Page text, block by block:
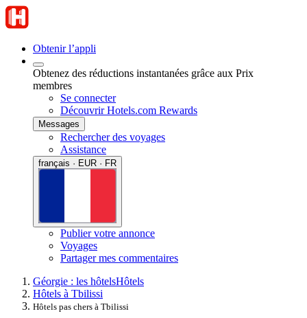
Obtenir l’appli
Obtenez des réductions instantanées grâce aux Prix
membres
Se connecter
Découvrir Hotels.com Rewards
Messages
Rechercher des voyages
Assistance
français · EUR · FR
Publier votre annonce
Voyages
Partager mes commentaires
Géorgie : les hôtelsHôtels
Hôtels à Tbilissi
Hôtels pas chers à Tbilissi